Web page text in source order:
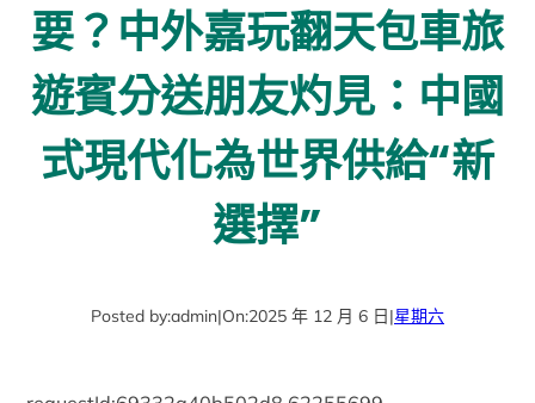
要？中外嘉玩翻天包車旅
遊賓分送朋友灼見：中國
式現代化為世界供給“新
選擇”
Posted by:admin|On:2025 年 12 月 6 日|星期六